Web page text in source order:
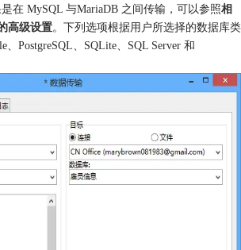
在 MySQL 与MariaDB 之间传输，可以参照相
高级设置。下列选项根据用户所选择的数据库类
PostgreSQL、SQLite、SQL Server 和